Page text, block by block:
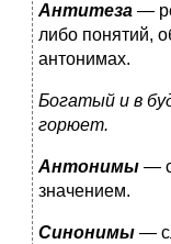
Антитеза —
либо понятий,
антонимах.
Богатый и в
горюет.
Антонимы —
значением.
Синонимы —